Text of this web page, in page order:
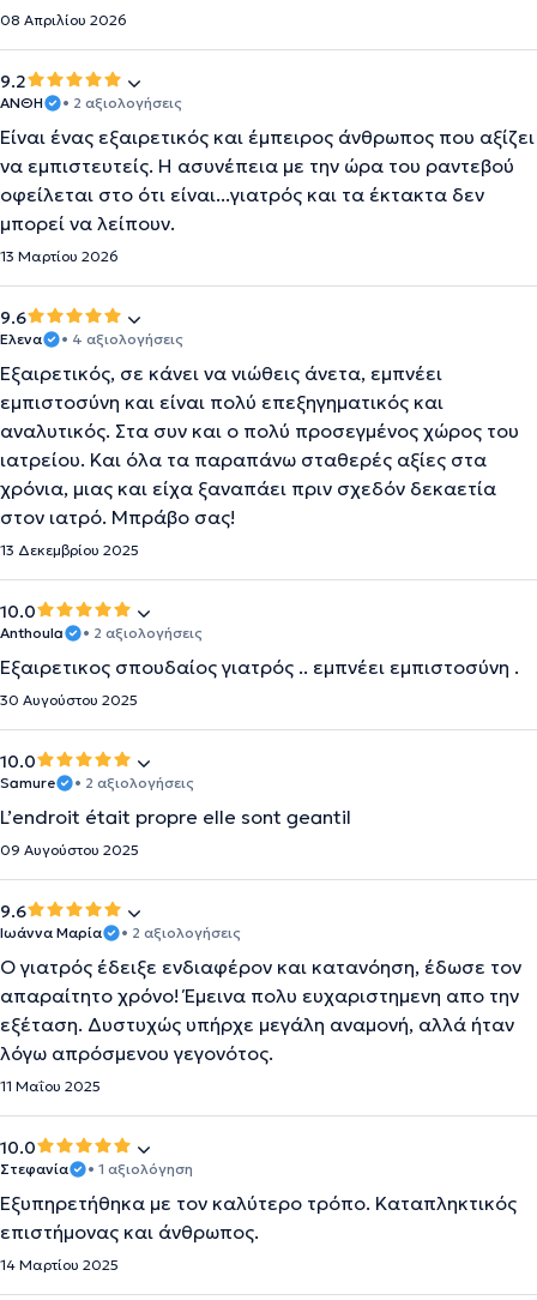
08 Απριλίου 2026
9.2
ΑΝΘΗ • 2 αξιολογήσεις
Είναι ένας εξαιρετικός και έμπειρος άνθρωπος που αξίζει
να εμπιστευτείς. Η ασυνέπεια με την ώρα του ραντεβού
οφείλεται στο ότι είναι...γιατρός και τα έκτακτα δεν
μπορεί να λείπουν.
13 Μαρτίου 2026
9.6
Έλενα • 4 αξιολογήσεις
Εξαιρετικός, σε κάνει να νιώθεις άνετα, εμπνέει
εμπιστοσύνη και είναι πολύ επεξηγηματικός και
αναλυτικός. Στα συν και ο πολύ προσεγμένος χώρος του
ιατρείου. Και όλα τα παραπάνω σταθερές αξίες στα
χρόνια, μιας και είχα ξαναπάει πριν σχεδόν δεκαετία
στον ιατρό. Μπράβο σας!
13 Δεκεμβρίου 2025
10.0
Anthoula • 2 αξιολογήσεις
Εξαιρετικος σπουδαίος γιατρός .. εμπνέει εμπιστοσύνη .
30 Αυγούστου 2025
10.0
Samure • 2 αξιολογήσεις
L’endroit était propre elle sont geantil
09 Αυγούστου 2025
9.6
Ιωάννα Μαρία • 2 αξιολογήσεις
Ο γιατρός έδειξε ενδιαφέρον και κατανόηση, έδωσε τον
απαραίτητο χρόνο! Έμεινα πολυ ευχαριστημενη απο την
εξέταση. Δυστυχώς υπήρχε μεγάλη αναμονή, αλλά ήταν
λόγω απρόσμενου γεγονότος.
11 Μαΐου 2025
10.0
Στεφανία • 1 αξιολόγηση
Εξυπηρετήθηκα με τον καλύτερο τρόπο. Καταπληκτικός
επιστήμονας και άνθρωπος.
14 Μαρτίου 2025